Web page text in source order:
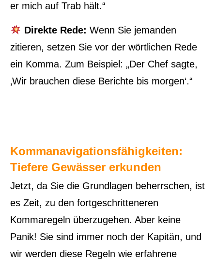
er mich auf Trab hält.“
Direkte Rede: Wenn Sie jemanden
zitieren, setzen Sie vor der wörtlichen Rede
ein Komma. Zum Beispiel: „Der Chef sagte,
‚Wir brauchen diese Berichte bis morgen‘.“
Kommanavigationsfähigkeiten:
Tiefere Gewässer erkunden
Jetzt, da Sie die Grundlagen beherrschen, ist
es Zeit, zu den fortgeschritteneren
Kommaregeln überzugehen. Aber keine
Panik! Sie sind immer noch der Kapitän, und
wir werden diese Regeln wie erfahrene